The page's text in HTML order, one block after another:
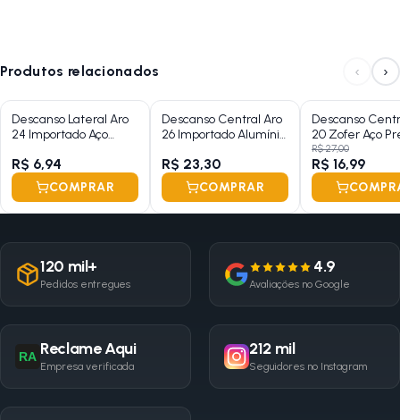
Produtos relacionados ‹ ›
Descanso Lateral Aro
24 Importado Aço
R$ 6,94
COMPRAR
Descanso Central Aro
26 Importado Alumínio
Regulagem
R$ 23,30
COMPRAR
Descanso
20 Zofer Aço
R$ 27,00
R$ 16,99
120 mil+
Pedidos entregues
4.9
Avaliações no Google
RA Reclame Aqui
Empresa verificada
212 mil
Seguidores no Instagram